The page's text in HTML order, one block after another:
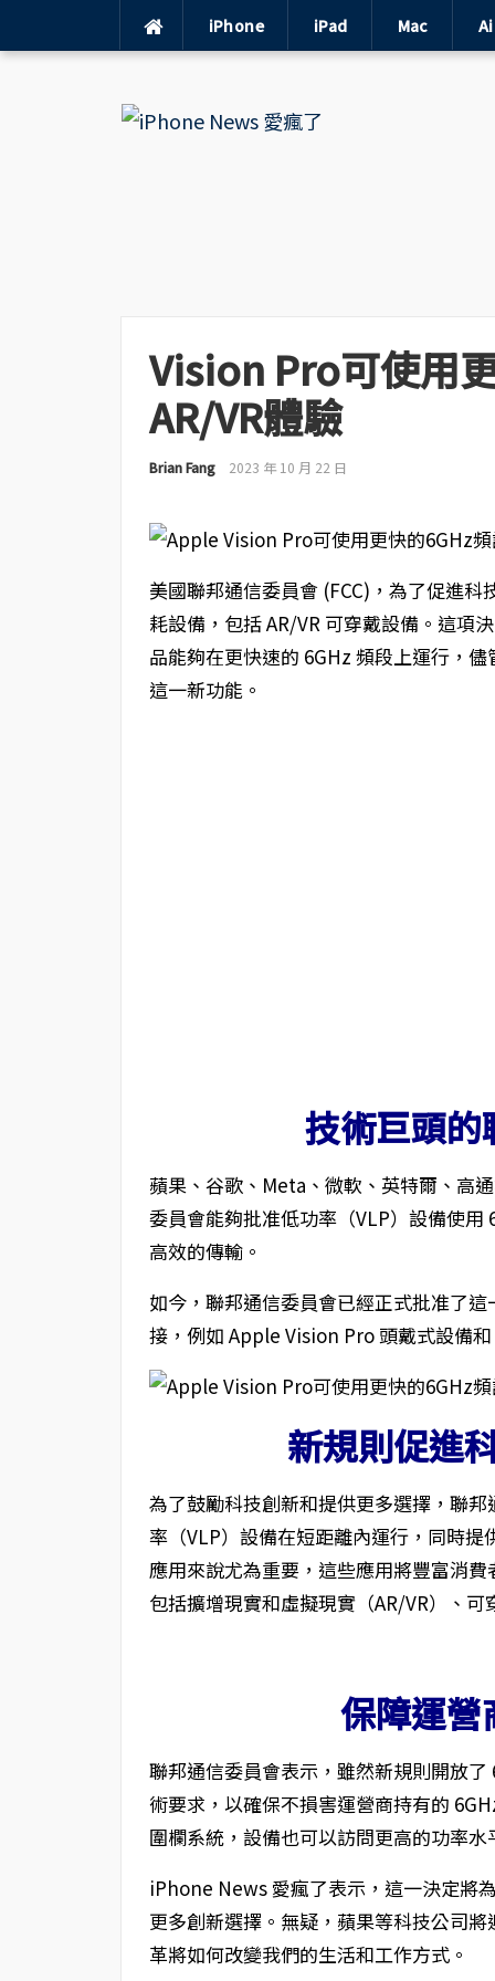
iPhone iPad Mac
Vision Pro可使用
AR/VR體驗
Brian Fang 2023 年 10 月 22 日
美國聯邦通信委員會 (FCC)，為了促進
耗設備，包括 AR/VR 可穿戴設備。這項
品能夠在更快速的 6GHz 頻段上運行，
這一新功能。
技術巨頭
蘋果、谷歌、Meta、微軟、英特爾、高
委員會能夠批准低功率（VLP）設備使
高效的傳輸。
如今，聯邦通信委員會已經正式批准了
接，例如 Apple Vision Pro 頭戴式設備
新規則促進
為了鼓勵科技創新和提供更多選擇，聯
率（VLP）設備在短距離內運行，同時
應用來說尤為重要，這些應用將豐富消
包括擴增現實和虛擬現實（AR/VR）、
保障運營
聯邦通信委員會表示，雖然新規則開放
術要求，以確保不損害運營商持有的
圍欄系統，設備也可以訪問更高的功率
iPhone News 愛瘋了表示，這一決定將
更多創新選擇。無疑，蘋果等科技公司
革將如何改變我們的生活和工作方式。